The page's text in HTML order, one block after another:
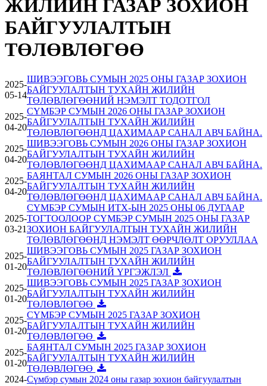
ЖИЛИЙН ГАЗАР ЗОХИОН
БАЙГУУЛАЛТЫН
ТӨЛӨВЛӨГӨӨ
2025-
05-14
ШИВЭЭГОВЬ СУМЫН 2025 ОНЫ ГАЗАР ЗОХИОН
БАЙГУУЛАЛТЫН ТУХАЙН ЖИЛИЙН
ТӨЛӨВЛӨГӨӨНИЙ НЭМЭЛТ ТОДОТГОЛ
2025-
04-20
СҮМБЭР СУМЫН 2026 ОНЫ ГАЗАР ЗОХИОН
БАЙГУУЛАЛТЫН ТУХАЙН ЖИЛИЙН
ТӨЛӨВЛӨГӨӨНД ЦАХИМААР САНАЛ АВЧ БАЙНА.
2025-
04-20
ШИВЭЭГОВЬ СУМЫН 2026 ОНЫ ГАЗАР ЗОХИОН
БАЙГУУЛАЛТЫН ТУХАЙН ЖИЛИЙН
ТӨЛӨВЛӨГӨӨНД ЦАХИМААР САНАЛ АВЧ БАЙНА.
2025-
04-20
БАЯНТАЛ СУМЫН 2026 ОНЫ ГАЗАР ЗОХИОН
БАЙГУУЛАЛТЫН ТУХАЙН ЖИЛИЙН
ТӨЛӨВЛӨГӨӨНД ЦАХИМААР САНАЛ АВЧ БАЙНА.
2025-
03-21
СҮМБЭР СУМЫН ИТХ-ЫН 2025 ОНЫ 06 ДУГААР
ТОГТООЛООР СҮМБЭР СУМЫН 2025 ОНЫ ГАЗАР
ЗОХИОН БАЙГУУЛАЛТЫН ТУХАЙН ЖИЛИЙН
ТӨЛӨВЛӨГӨӨНД НЭМЭЛТ ӨӨРЧЛӨЛТ ОРУУЛЛАА
2025-
01-20
ШИВЭЭГОВЬ СУМЫН 2025 ГАЗАР ЗОХИОН
БАЙГУУЛАЛТЫН ТУХАЙН ЖИЛИЙН
ТӨЛӨВЛӨГӨӨНИЙ ҮРГЭЖЛЭЛ
2025-
01-20
ШИВЭЭГОВЬ СУМЫН 2025 ГАЗАР ЗОХИОН
БАЙГУУЛАЛТЫН ТУХАЙН ЖИЛИЙН
ТӨЛӨВЛӨГӨӨ
2025-
01-20
СҮМБЭР СУМЫН 2025 ГАЗАР ЗОХИОН
БАЙГУУЛАЛТЫН ТУХАЙН ЖИЛИЙН
ТӨЛӨВЛӨГӨӨ
2025-
01-20
БАЯНТАЛ СУМЫН 2025 ГАЗАР ЗОХИОН
БАЙГУУЛАЛТЫН ТУХАЙН ЖИЛИЙН
ТӨЛӨВЛӨГӨӨ
2024-Сүмбэр сумын 2024 оны газар зохион байгуулалтын